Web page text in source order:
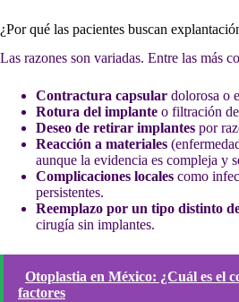
¿Por qué las pacientes buscan
Las razones son variadas. Entre las más
Contractura capsular dolorosa o
Rotura del implante o filtración
Deseo de retirar implantes por
Reacción a materiales
aunque la evidencia es compleja y
Complicaciones locales como
persistentes.
Reemplazo por un tipo distinto
cirugía sin implantes.
Otoplastia en México: ¿Cuál es el
factores